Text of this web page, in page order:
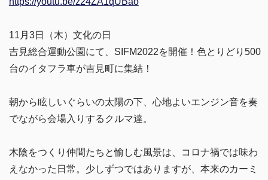
11月3日（木）文化の日
吉見総合運動公園にて、SIFM2022を開催！色とりどり500
台のイタフラ車が吉見町に集結！
朝から眩しいぐらいの太陽の下、心地よいエンジン音を奏
でながら会場入りするクルマ達。
木陰をつくり仲間たちと愉しむ風景は、コロナ禍では味わ
えなかった日常。少しずつではありますが、本来のカーミ